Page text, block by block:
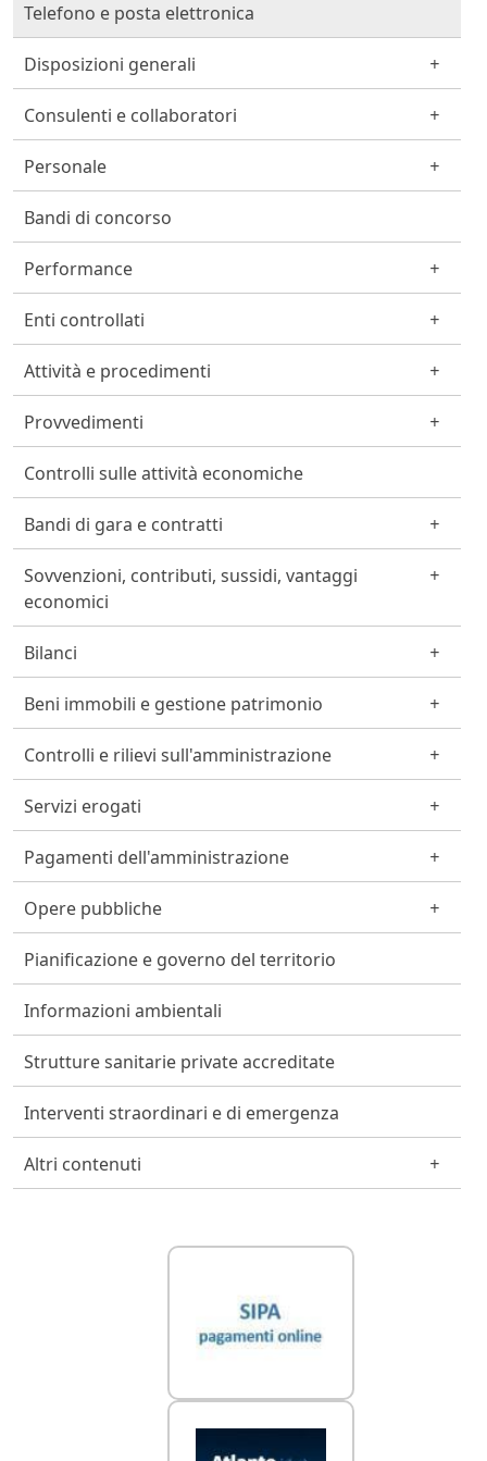
Telefono e posta elettronica
Disposizioni generali
Consulenti e collaboratori
Personale
Bandi di concorso
Performance
Enti controllati
Attività e procedimenti
Provvedimenti
Controlli sulle attività economiche
Bandi di gara e contratti
Sovvenzioni, contributi, sussidi, vantaggi
economici
Bilanci
Beni immobili e gestione patrimonio
Controlli e rilievi sull'amministrazione
Servizi erogati
Pagamenti dell'amministrazione
Opere pubbliche
Pianificazione e governo del territorio
Informazioni ambientali
Strutture sanitarie private accreditate
Interventi straordinari e di emergenza
Altri contenuti